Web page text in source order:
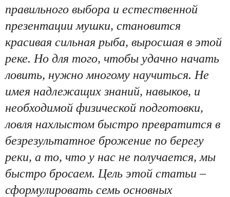
правильного выбора и естественной
презентации мушки, становится
красивая сильная рыба, выросшая в этой
реке. Но для того, чтобы удачно начать
ловить, нужно многому научиться. Не
имея надлежащих знаний, навыков, и
необходимой физической подготовки,
ловля нахлыстом быстро превратится в
безрезультатное брожение по берегу
реки, а то, что у нас не получается, мы
быстро бросаем. Цель этой статьи –
сформулировать семь основных